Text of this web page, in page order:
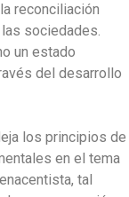
reconciliación
sociedades.
un estado
del desarrollo
los principios de
en el tema
tal